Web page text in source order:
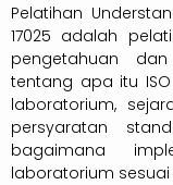
Pelatihan
17025 adalah
pengetahuan
tentang apa itu
laboratorium,
persyaratan
bagaimana
laboratorium sesuai